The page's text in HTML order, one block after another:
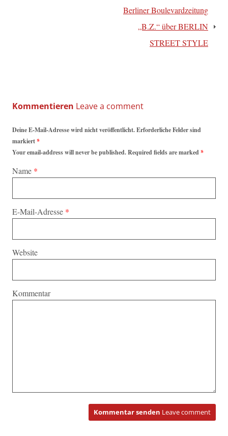
Berliner Boulevardzeitung
„B.Z.“ über BERLIN
STREET STYLE
Kommentieren
Deine E-Mail-Adresse wird nicht veröffentlicht. Erforderliche Felder sind
markiert*
Your email-address will never be published. Required fields are marked*
Name *
E-Mail-Adresse *
Website
Kommentar
Kommentar senden Leave comment